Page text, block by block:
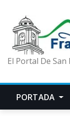
El Portal De
PORTADA